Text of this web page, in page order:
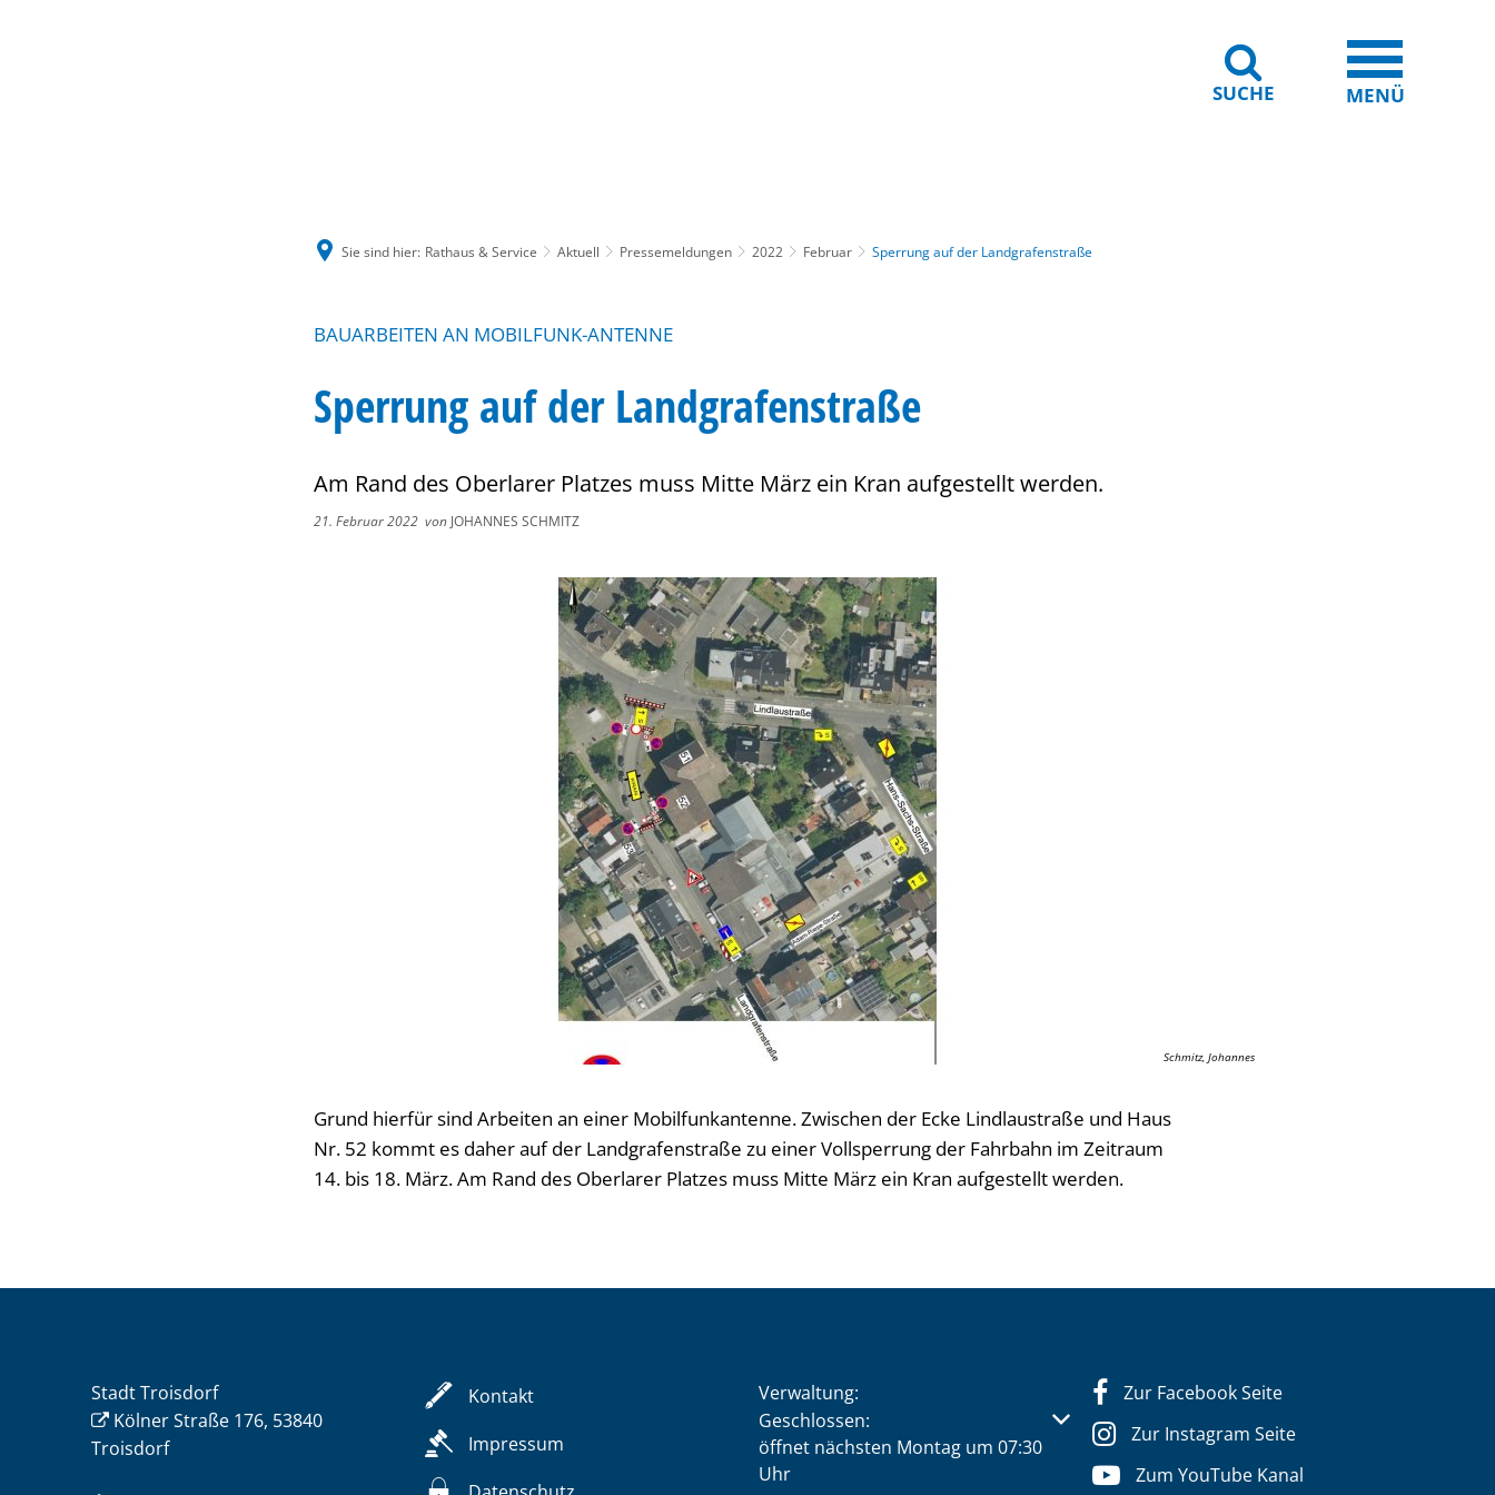
SUCHE MENÜ
Sie sind hier: Rathaus & Service Aktuell Pressemeldungen 2022 Februar Sperrung auf der Landgrafenstraße
BAUARBEITEN AN MOBILFUNK-ANTENNE
Sperrung auf der Landgrafenstraße
Am Rand des Oberlarer Platzes muss Mitte März ein Kran aufgestellt werden.
21. Februar 2022 von JOHANNES SCHMITZ
Schmitz, Johannes
Grund hierfür sind Arbeiten an einer Mobilfunkantenne. Zwischen der Ecke Lindlaustraße und Haus
Nr. 52 kommt es daher auf der Landgrafenstraße zu einer Vollsperrung der Fahrbahn im Zeitraum
14. bis 18. März. Am Rand des Oberlarer Platzes muss Mitte März ein Kran aufgestellt werden.
Stadt Troisdorf
Kölner Straße 176, 53840
Troisdorf
Kontakt
Impressum
Verwaltung:
Klicken, um weitere Öffnungs- oder Schließzeiten auszublenden
Geschlossen:
öffnet nächsten Montag um 07:30
Uhr
Zur Facebook Seite
Zur Instagram Seite
Zum YouTube Kanal